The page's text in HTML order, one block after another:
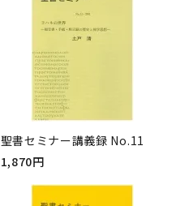
聖書セミナー講義録 No.11
1,870円